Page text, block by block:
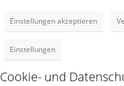
Einstellungen akzeptieren
Einstellungen
Cookie- und